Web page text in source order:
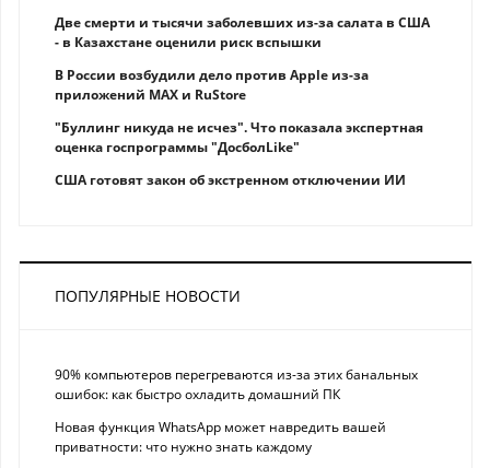
Две смерти и тысячи заболевших из-за салата в США
- в Казахстане оценили риск вспышки
В России возбудили дело против Apple из-за
приложений MAX и RuStore
"Буллинг никуда не исчез". Что показала экспертная
оценка госпрограммы "ДосболLike"
США готовят закон об экстренном отключении ИИ
ПОПУЛЯРНЫЕ НОВОСТИ
90% компьютеров перегреваются из-за этих банальных
ошибок: как быстро охладить домашний ПК
Новая функция WhatsApp может навредить вашей
приватности: что нужно знать каждому